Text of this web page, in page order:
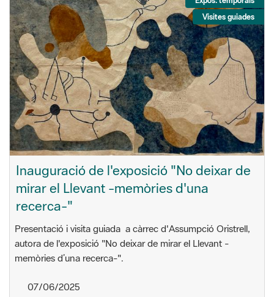
Visites guiades
Inauguració de l'exposició "No deixar de
mirar el Llevant -memòries d'una
recerca-"
Presentació i visita guiada a càrrec d'Assumpció Oristrell,
autora de l'exposició "No deixar de mirar el Llevant -
memòries d’una recerca-".
07/06/2025